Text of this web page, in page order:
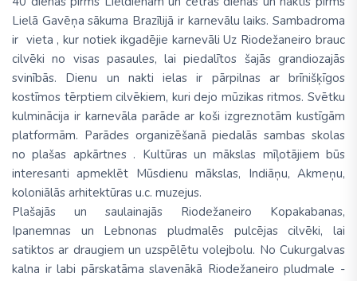
Lielā Gavēņa sākuma Brazīlijā ir karnevālu laiks. Sambadroma
ir vieta , kur notiek ikgadējie karnevāli Uz Riodežaneiro brauc
cilvēki no visas pasaules, lai piedalītos šajās grandiozajās
svinībās. Dienu un nakti ielas ir pārpilnas ar brīnišķīgos
kostīmos tērptiem cilvēkiem, kuri dejo mūzikas ritmos. Svētku
kulminācija ir karnevāla parāde ar koši izgreznotām kustīgām
platformām. Parādes organizēšanā piedalās sambas skolas
no plašas apkārtnes . Kultūras un mākslas mīļotājiem būs
interesanti apmeklēt Mūsdienu mākslas, Indiāņu, Akmeņu,
koloniālās arhitektūras u.c. muzejus.
Plašajās un saulainajās Riodežaneiro Kopakabanas,
Ipanemnas un Lebnonas pludmalēs pulcējas cilvēki, lai
satiktos ar draugiem un uzspēlētu volejbolu. No Cukurgalvas
kalna ir labi pārskatāma slavenākā Riodežaneiro pludmale -